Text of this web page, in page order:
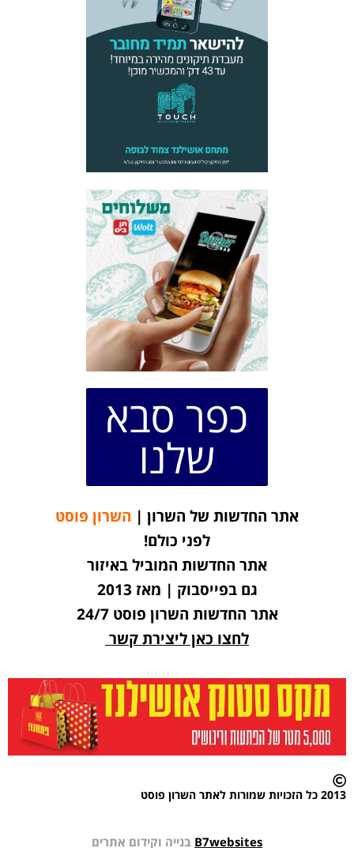
כפר סבא
שלנו
אתר החדשות של השרון | השרון פוסט
לפני כולם!
אתר החדשות המוביל באיזור
גם בפייסבוק | מאז 2013
אתר החדשות השרון פוסט 24/7
לחצו כאן ליצירת קשר
2013 כל הזכויות שמורות לאתר השרון פוסט
B7websites